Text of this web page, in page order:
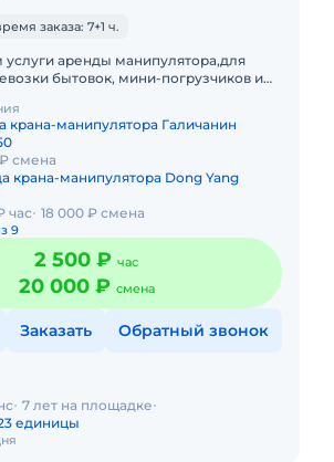
заказа: 7+1 ч.
услуги аренды манипулятора,для
бытовок, мини-погрузчиков и
крана-манипулятора Галичанин
смена
крана-манипулятора Dong Yang
час 18 000 ₽ смена
9
2 500 ₽ час
20 000 ₽ смена
Заказать Обратный звонок
7 лет на площадке
единицы